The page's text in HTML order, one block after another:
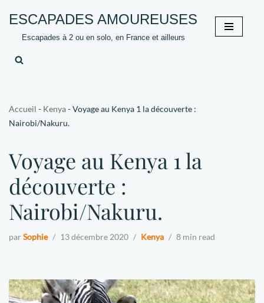
Aller
contenu
ESCAPADES AMOUREUSES
Escapades à 2 ou en solo, en France et ailleurs
Accueil - Kenya-Voyage au Kenya 1 la découverte :
Nairobi/Nakuru.
Voyage au Kenya 1 la
découverte :
Nairobi/Nakuru.
par Sophie 13 décembre 2020 Kenya 8 min read